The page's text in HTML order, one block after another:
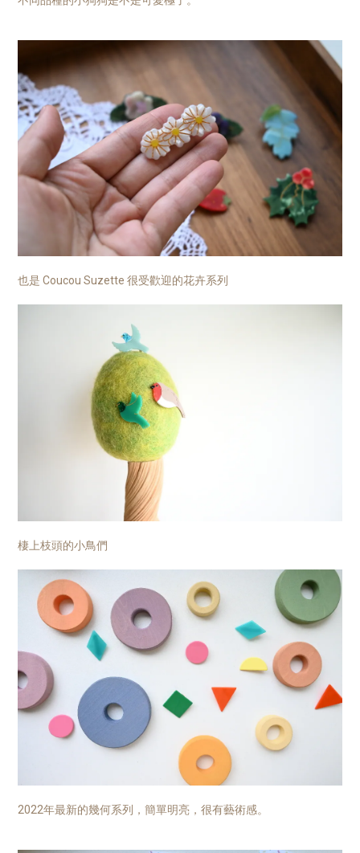
也是 Coucou Suzette 很受歡迎的花卉系列
棲上枝頭的小鳥們
2022年最新的幾何系列，簡單明亮，很有藝術感。